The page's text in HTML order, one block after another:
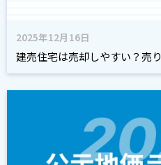
2025年12月16日
建売住宅は売却しやすい？売